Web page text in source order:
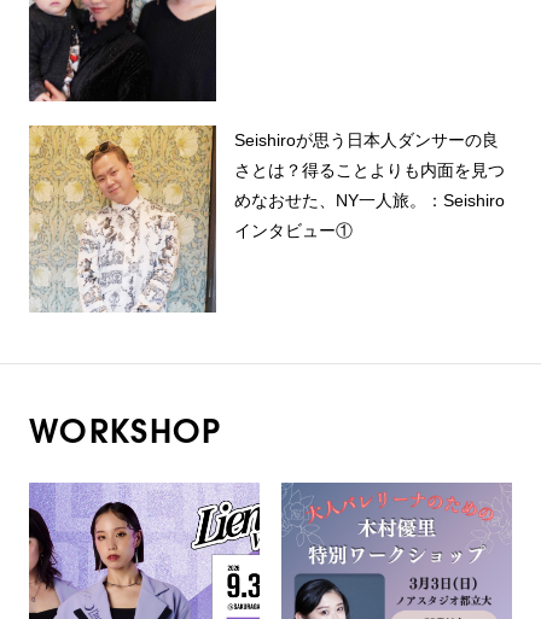
Seishiroが思う日本人ダンサーの良
さとは？得ることよりも内面を見つ
めなおせた、NY一人旅。：Seishiro
インタビュー①
WORKSHOP